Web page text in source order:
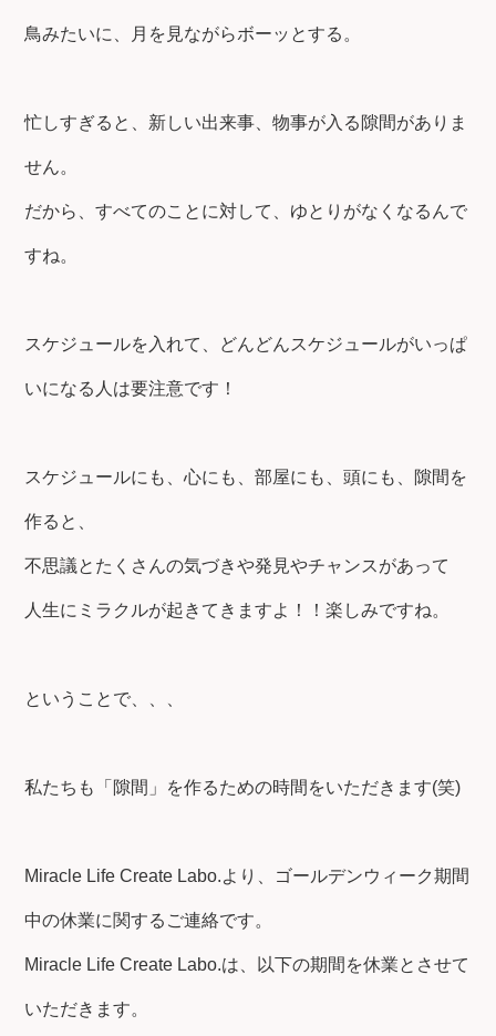
鳥みたいに、月を見ながらボーッとする。
忙しすぎると、新しい出来事、物事が入る隙間がありま
せん。
だから、すべてのことに対して、ゆとりがなくなるんで
すね。
スケジュールを入れて、どんどんスケジュールがいっぱ
いになる人は要注意です！
スケジュールにも、心にも、部屋にも、頭にも、隙間を
作ると、
不思議とたくさんの気づきや発見やチャンスがあって
人生にミラクルが起きてきますよ！！楽しみですね。
ということで、、、
私たちも「隙間」を作るための時間をいただきます(笑)
Miracle Life Create Labo.より、ゴールデンウィーク期間
中の休業に関するご連絡です。
Miracle Life Create Labo.は、以下の期間を休業とさせて
いただきます。